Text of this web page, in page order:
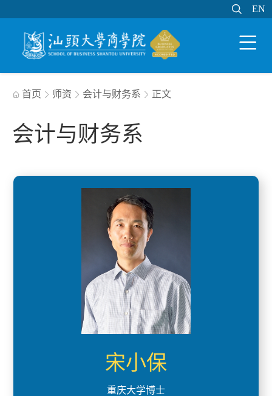
 EN
 EN

 首页  师资  会计与财务系  正文
会计与财务系
宋小保
重庆大学博士